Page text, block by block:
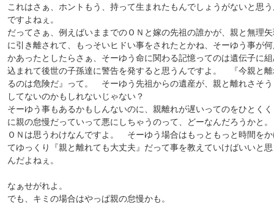
これはさぁ、ホントもう、持って生まれたもんでしょうがないと思
ですよねぇ。
だってさぁ、例えばいままでのＯＮと嫁の先祖の誰かが、親と無理
に引き離されて、もっそいヒドい事をされたとかね、そーゆう事が
かあったとしたらさぁ、そーゆう命に関わる記憶ってのは遺伝子に
込まれて後世の子孫達に警告を発すると思うんですよ。 『今親と
るのは危険だ』って。 そーゆう先祖からの遺産が、親と離れさそ
してないのかもしれないじゃない？
そーゆう事もあるかもしんないのに、親離れが遅いってのをひとく
に親の怠慢だっていって悪にしちゃうのって、どーなんだろうかと。
ＯＮは思うわけなんですよ。 そーゆう場合はもっともっと時間を
てゆっくり『親と離れても大丈夫』だって事を教えていけばいいと
んだよねぇ。
なぁせがれよ。
でも、キミの場合はやっぱ親の怠慢かも。